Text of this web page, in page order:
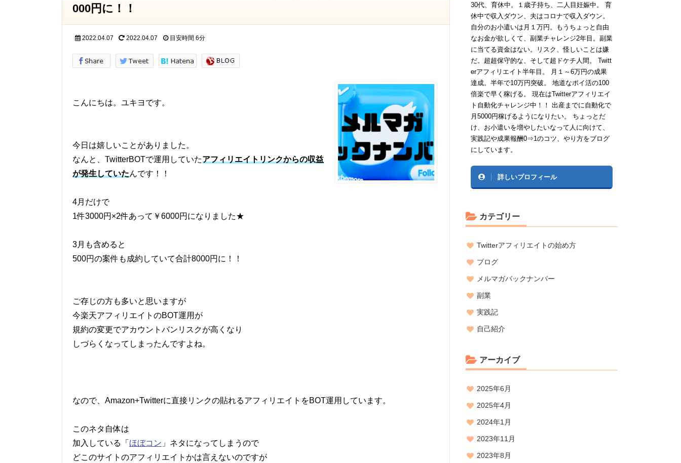
000円に！！
2022.04.07 2022.04.07 目安時間 6分
こんにちは。ユキヨです。
今日は嬉しいことがありました。
なんと、TwitterBOTで運用していたアフィリエイトリンクからの収益
が発生していたんです！！
4月だけで
1件3000円×2件あって￥6000円になりました★
3月も含めると
500円の案件も成約していて合計8000円に！！
ご存じの方も多いと思いますが
今楽天アフィリエイトのBOT運用が
規約の変更でアカウントバンリスクが高くなり
しづらくなってしまったんですよね。
なので、Amazon+Twitterに直接リンクの貼れるアフィリエイトをBOT運用しています。
このネタ自体は
加入している「 ほぼコン 」ネタになってしまうので
どこのサイトのアフィリエイトかは言えないのですが
30代、育休中。１歳子持ち、二人目妊娠中。 育
休中で収入ダウン、夫はコロナで収入ダウン。
自分のお小遣いは月１万円。もうちょっと自由
なお金が欲しくて、副業チャレンジ2年目。副業
に当てる資金はない。リスク、怪しいことは嫌
だ。超超保守的な、そして超ドケチ人間。 Twitt
erアフィリエイト半年目。 月１～6万円の成果
達成。半年で10万円突破。 地道なポイ活の100
倍楽で早く稼げる。 現在はTwitterアフィリエイ
ト自動化チャレンジ中！！ 出産までに自動化で
月5000円稼げるようになりたい。 ちょっとだ
け、お小遣いを増やしたいなって人に向けて、
実践記や成果報酬0⇒1のコツ、やり方をブログ
にしています。
詳しいプロフィール
カテゴリー
Twitterアフィリエイトの始め方
ブログ
メルマガバックナンバー
副業
実践記
自己紹介
アーカイブ
2025年6月
2025年4月
2024年1月
2023年11月
2023年8月